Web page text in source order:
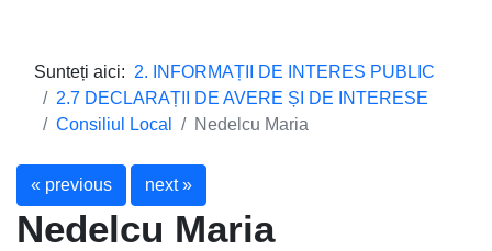
Sunteți aici: 2. INFORMAȚII DE INTERES PUBLIC
2.7 DECLARAȚII DE AVERE ȘI DE INTERESE
Consiliul Local
Nedelcu Maria
« previous next »
Nedelcu Maria